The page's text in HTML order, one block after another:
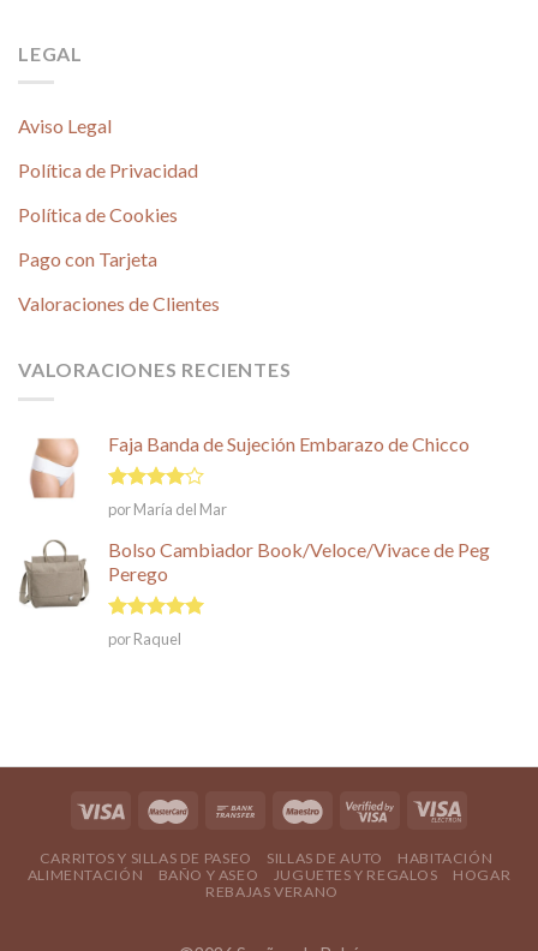
LEGAL
Aviso Legal
Política de Privacidad
Política de Cookies
Pago con Tarjeta
Valoraciones de Clientes
VALORACIONES RECIENTES
Faja Banda de Sujeción Embarazo de Chicco
Valorado
en
5
por María del Mar
Bolso Cambiador Book/Veloce/Vivace de Peg
Perego
Valorado en
5
de 5
por Raquel
CARRITOS Y SILLAS DE PASEO SILLAS DE AUTO
HABITACIÓN
ALIMENTACIÓN
BAÑO Y ASEO JUGUETES Y REGALOS
HOGAR
REBAJAS VERANO